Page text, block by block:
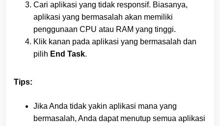
Cari aplikasi yang tidak responsif. Biasanya,
aplikasi yang bermasalah akan memiliki
penggunaan CPU atau RAM yang tinggi.
Klik kanan pada aplikasi yang bermasalah dan
pilih End Task.
Tips:
Jika Anda tidak yakin aplikasi mana yang
bermasalah, Anda dapat menutup semua aplikasi